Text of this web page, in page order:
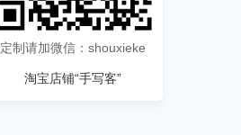
定制请加微信：shouxieke
淘宝店铺“手写客”